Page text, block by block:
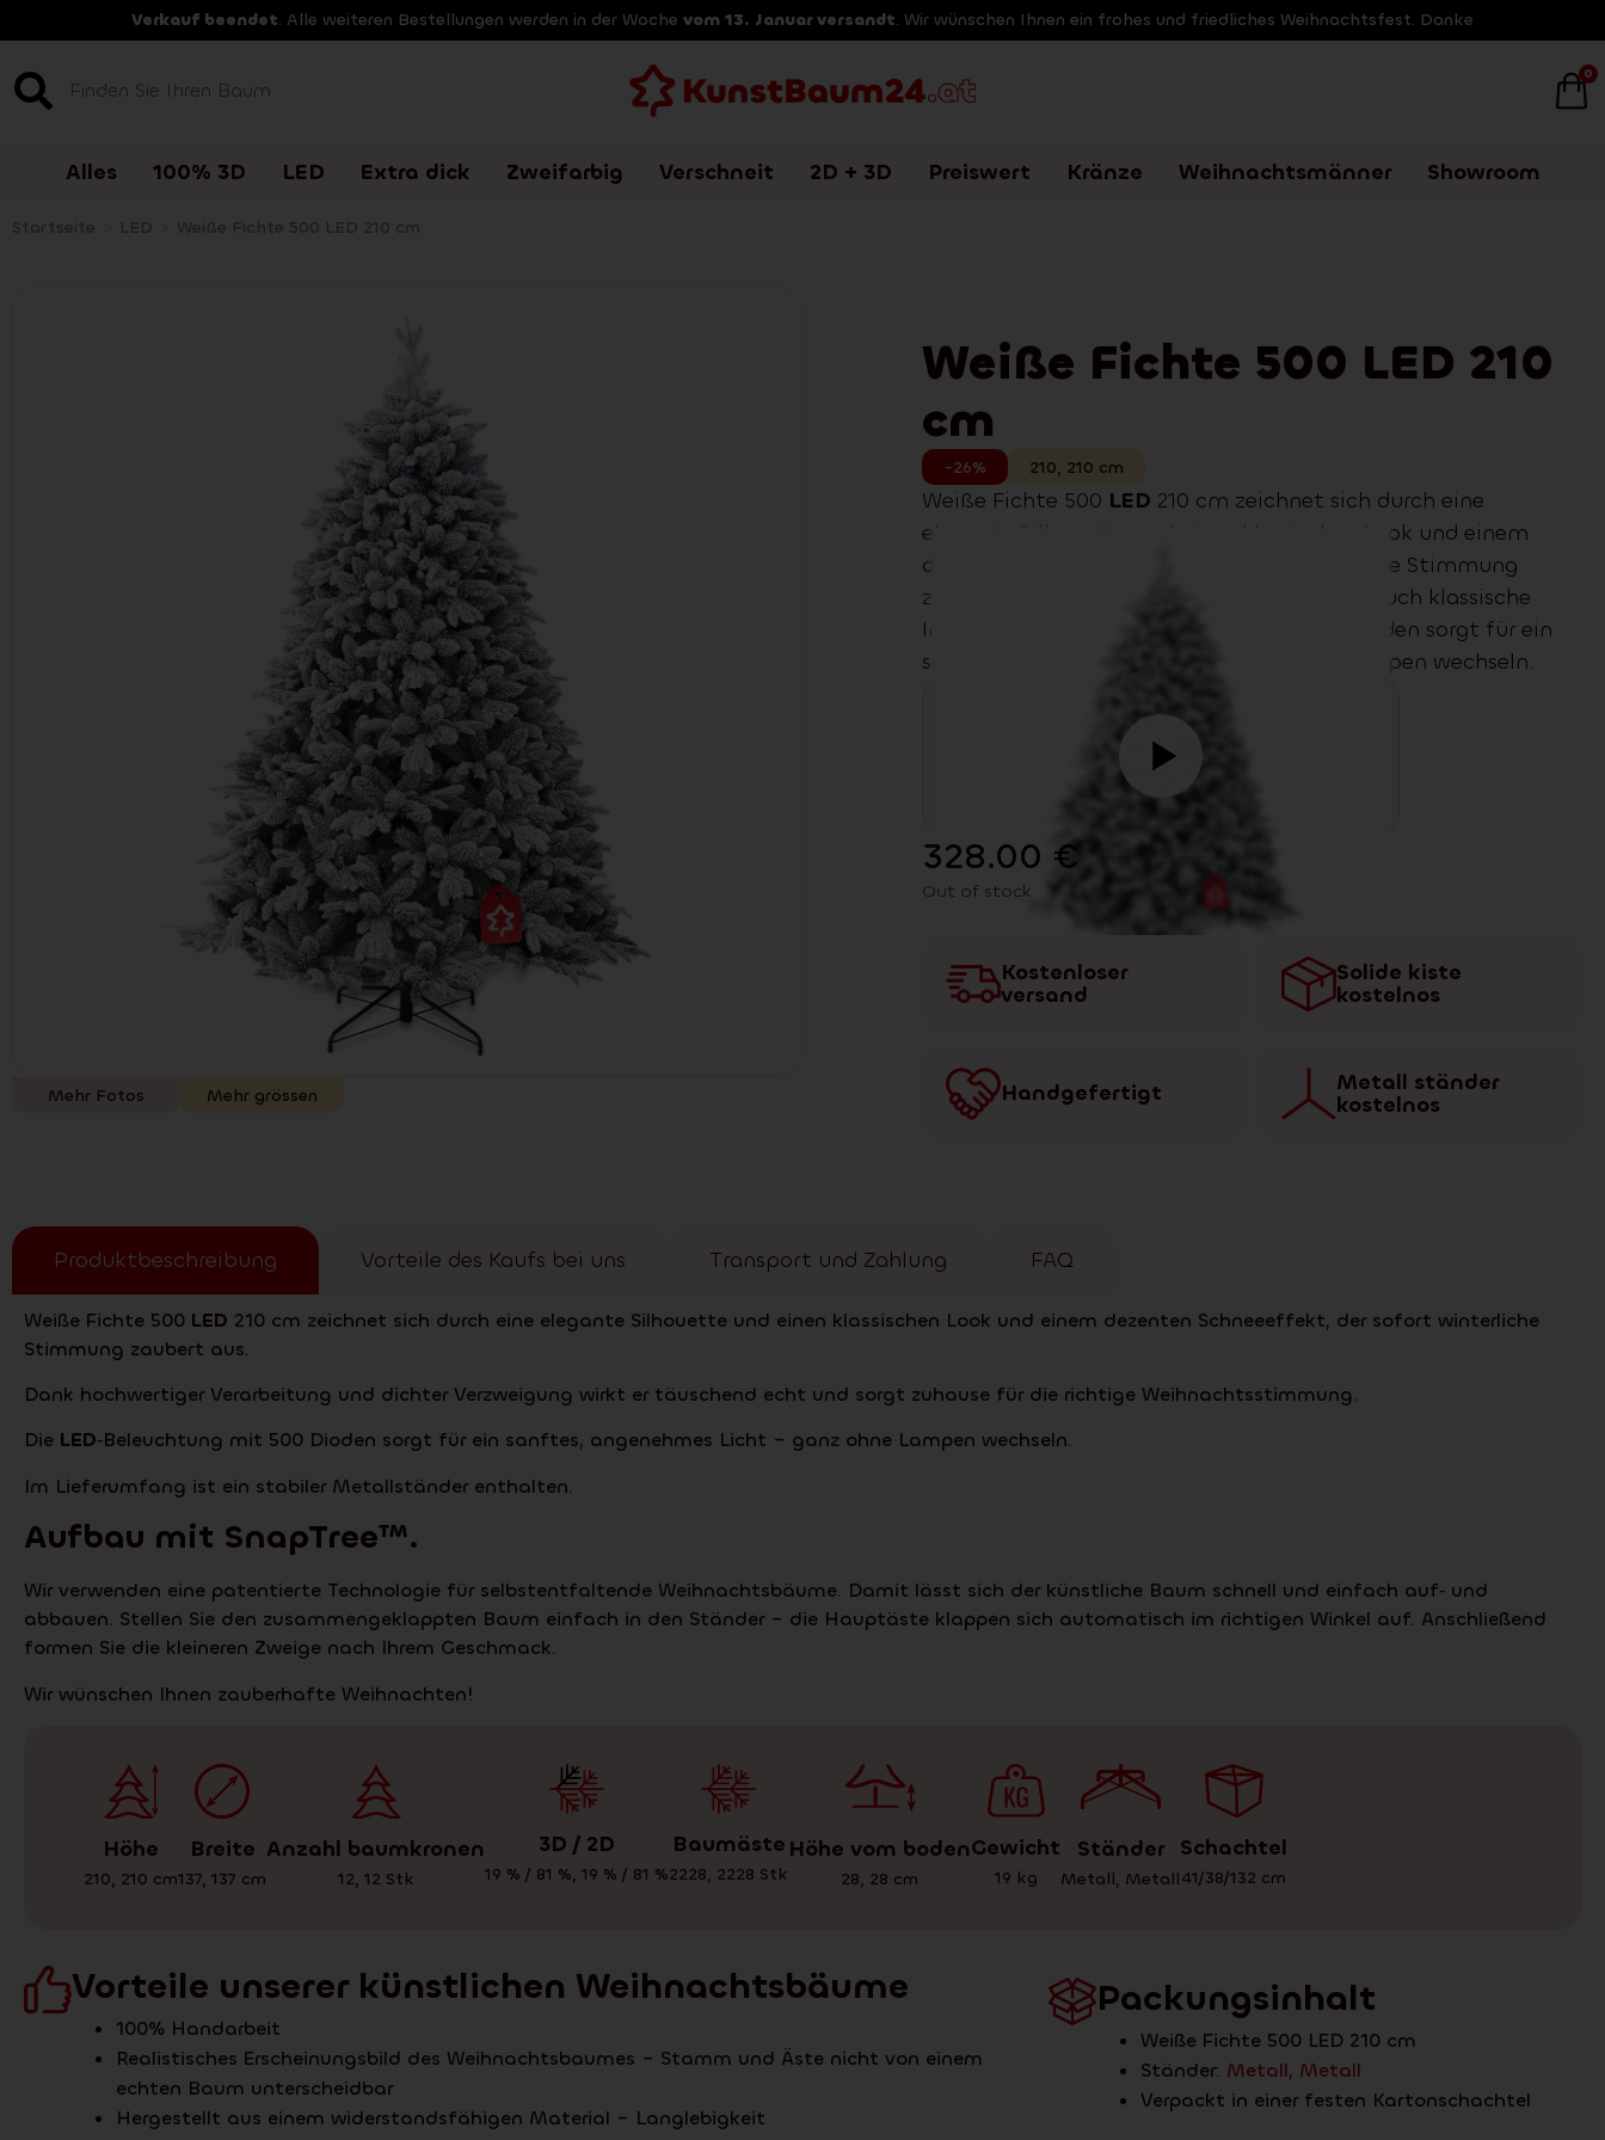
Verkauf beendet. Alle weiteren Bestellungen werden in der Woche vom 13. Januar versandt. Wir wünschen Ihnen ein frohes und friedliches Weihnachtsfest. Danke
0
Alles 100% 3D LED Extra dick Zweifarbig Verschneit 2D + 3D Preiswert Kränze Weihnachtsmänner Showroom
Startseite LED Weiße Fichte 500 LED 210 cm
Mehr Fotos Mehr grössen
Weiße Fichte 500 LED 210
cm
-26% 210, 210 cm
Weiße Fichte 500 LED 210 cm zeichnet sich durch eine
elegante Silhouette und einen klassischen Look und einem
dezenten Schneeeffekt, der sofort winterliche Stimmung
zaubert aus. Passt perfekt in moderne wie auch klassische
Interieurs. Die
‑Beleuchtung mit 500 Dioden sorgt für ein
sanftes, angenehmes Licht – ganz ohne Lampen wechseln.
328.00 €
Out of stock
Kostenloser
versand
Solide kiste
kostelnos
Handgefertigt Metall ständer
kostelnos
Produktbeschreibung Vorteile des Kaufs bei uns Transport und Zahlung FAQ
Weiße Fichte 500 LED 210 cm zeichnet sich durch eine elegante Silhouette und einen klassischen Look und einem dezenten Schneeeffekt, der sofort winterliche
Stimmung zaubert aus.
Dank hochwertiger Verarbeitung und dichter Verzweigung wirkt er täuschend echt und sorgt zuhause für die richtige Weihnachtsstimmung.
Die LED‑Beleuchtung mit 500 Dioden sorgt für ein sanftes, angenehmes Licht – ganz ohne Lampen wechseln.
Im Lieferumfang ist ein stabiler Metallständer enthalten.
Aufbau mit SnapTree™.
Wir verwenden eine patentierte Technologie für selbstentfaltende Weihnachtsbäume. Damit lässt sich der künstliche Baum schnell und einfach auf‑ und
abbauen. Stellen Sie den zusammengeklappten Baum einfach in den Ständer – die Hauptäste klappen sich automatisch im richtigen Winkel auf. Anschließend
formen Sie die kleineren Zweige nach Ihrem Geschmack.
Wir wünschen Ihnen zauberhafte Weihnachten!
Höhe
210, 210 cm
Breite
137, 137 cm
Anzahl baumkronen
12, 12 Stk
3D / 2D
19 % / 81 %, 19 % / 81 %
Baumäste
2228, 2228 Stk
Höhe vom boden
28, 28 cm
Gewicht
19 kg
Ständer
Metall, Metall
Schachtel
41/38/132 cm
Vorteile unserer künstlichen Weihnachtsbäume
100% Handarbeit
Realistisches Erscheinungsbild des Weihnachtsbaumes – Stamm und Äste nicht von einem
echten Baum unterscheidbar
Hergestellt aus einem widerstandsfähigen Material – Langlebigkeit
Packungsinhalt
Weiße Fichte 500 LED 210 cm
Ständer: Metall, Metall
Verpackt in einer festen Kartonschachtel